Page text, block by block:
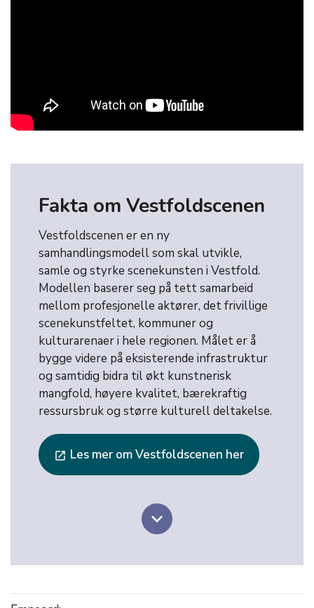
Fakta om Vestfoldscenen
Vestfoldscenen er en ny
samhandlingsmodell som skal utvikle,
samle og styrke scenekunsten i Vestfold.
Modellen baserer seg på tett samarbeid
mellom profesjonelle aktører, det frivillige
scenekunstfeltet, kommuner og
kulturarenaer i hele regionen. Målet er å
bygge videre på eksisterende infrastruktur
og samtidig bidra til økt kunstnerisk
mangfold, høyere kvalitet, bærekraftig
ressursbruk og større kulturell deltakelse.
launch Les mer om Vestfoldscenen her
keyboard_arrow_down